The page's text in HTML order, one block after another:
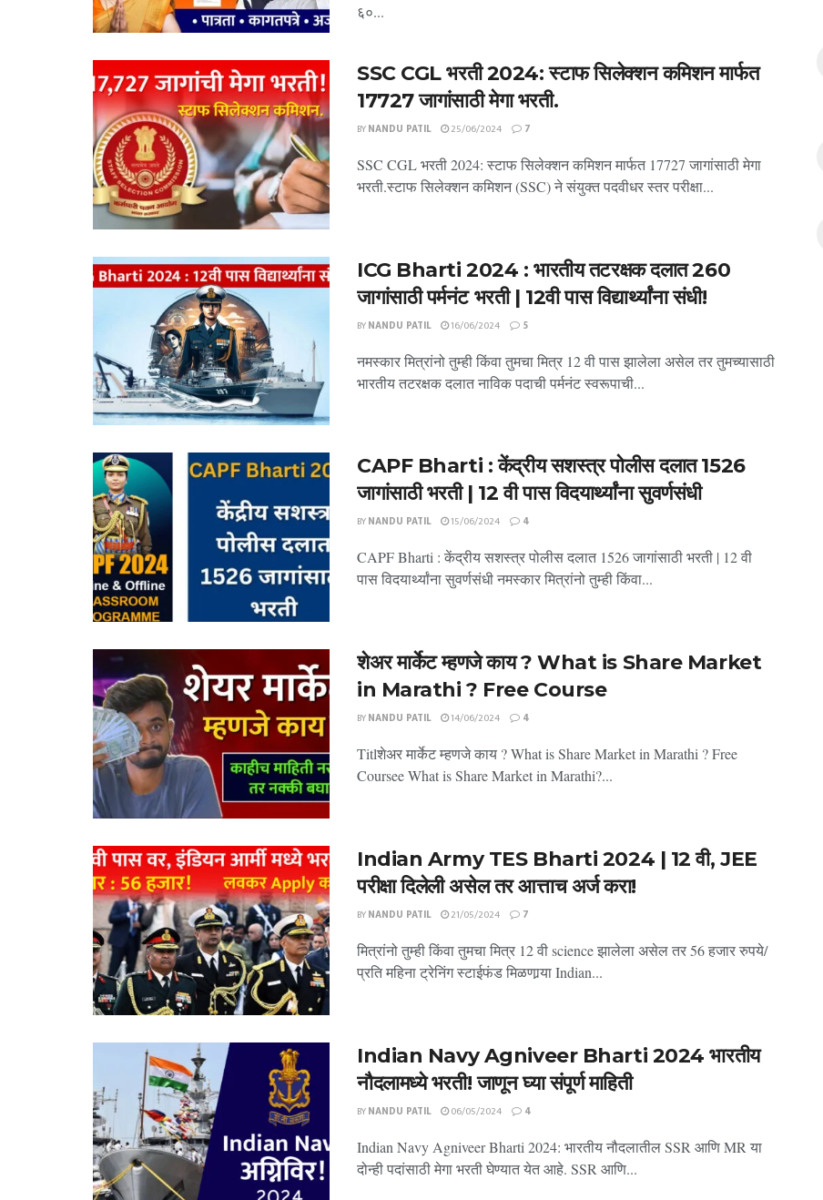
६०...
SSC CGL भरती 2024: स्टाफ सिलेक्शन कमिशन मार्फत
17727 जागांसाठी मेगा भरती.
BYNANDU PATIL 25/06/2024 7
SSC CGL भरती 2024: स्टाफ सिलेक्शन कमिशन मार्फत 17727 जागांसाठी मेगा
भरती.स्टाफ सिलेक्शन कमिशन (SSC) ने संयुक्त पदवीधर स्तर परीक्षा...
ICG Bharti 2024 : भारतीय तटरक्षक दलात 260
जागांसाठी पर्मनंट भरती | 12वी पास विद्यार्थ्यांना संधी!
BYNANDU PATIL 16/06/2024 5
नमस्कार मित्रांनो तुम्ही किंवा तुमचा मित्र 12 वी पास झालेला असेल तर तुमच्यासाठी
भारतीय तटरक्षक दलात नाविक पदाची पर्मनंट स्वरूपाची...
CAPF Bharti : केंद्रीय सशस्त्र पोलीस दलात 1526
जागांसाठी भरती | 12 वी पास विदयार्थ्यांना सुवर्णसंधी
BYNANDU PATIL 15/06/2024 4
CAPF Bharti : केंद्रीय सशस्त्र पोलीस दलात 1526 जागांसाठी भरती | 12 वी
पास विदयार्थ्यांना सुवर्णसंधी नमस्कार मित्रांनो तुम्ही किंवा...
शेअर मार्केट म्हणजे काय ? What is Share Market
in Marathi ? Free Course
BYNANDU PATIL 14/06/2024 4
Titlशेअर मार्केट म्हणजे काय ? What is Share Market in Marathi ? Free
Coursee What is Share Market in Marathi?...
Indian Army TES Bharti 2024 | 12 वी, JEE
परीक्षा दिलेली असेल तर आत्ताच अर्ज करा!
BYNANDU PATIL 21/05/2024 7
मित्रांनो तुम्ही किंवा तुमचा मित्र 12 वी science झालेला असेल तर 56 हजार रुपये/
प्रति महिना ट्रेनिंग स्टाईफंड मिळणार्‍या Indian...
Indian Navy Agniveer Bharti 2024 भारतीय
नौदलामध्ये भरती! जाणून घ्या संपूर्ण माहिती
BYNANDU PATIL 06/05/2024 4
Indian Navy Agniveer Bharti 2024: भारतीय नौदलातील SSR आणि MR या
दोन्ही पदांसाठी मेगा भरती घेण्यात येत आहे. SSR आणि...